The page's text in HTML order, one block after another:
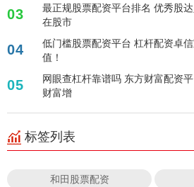
03
最正规股票配资平台排名 优秀股
在股市
04
低门槛股票配资平台 杠杆配资卓
值！
05
网眼查杠杆靠谱吗 东方财富配资
财富增
标签列表
和田股票配资